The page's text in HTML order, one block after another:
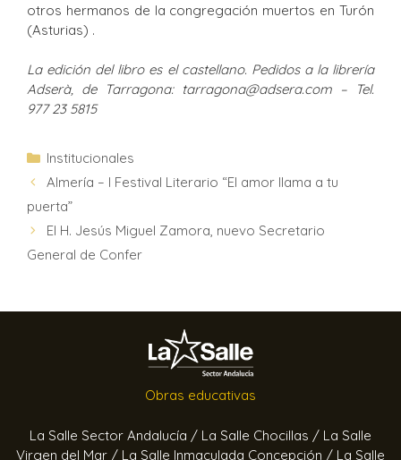
otros hermanos de la congregación muertos en Turón
(Asturias) .
La edición del libro es el castellano. Pedidos a la librería
Adserà, de Tarragona: tarragona@adsera.com – Tel.
977 23 5815
Institucionales
Almería – I Festival Literario “El amor llama a tu
puerta”
El H. Jesús Miguel Zamora, nuevo Secretario
General de Confer
Obras educativas
La Salle Sector Andalucía / La Salle Chocillas / La Salle
Virgen del Mar / La Salle Inmaculada Concepción / La Salle